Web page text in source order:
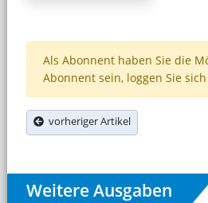
Als Abonnent haben Sie die
Abonnent sein, loggen Sie
vorheriger Artikel
Weitere Ausgaben